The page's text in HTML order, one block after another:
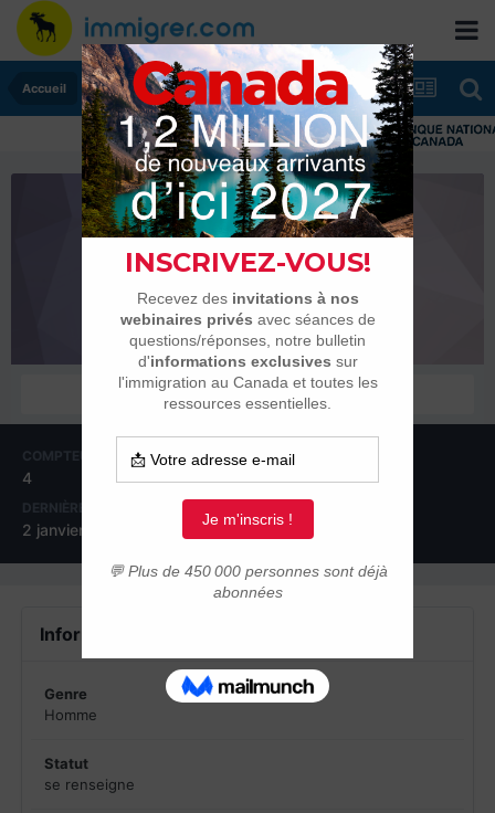
Accueil
dom rive sud
Membres
COMPTEUR DE CONTENUS
4
INSCRIPTION
12 novembre 2012
DERNIÈRE VISITE
2 janvier 2024
Informations du profil
Genre
Homme
Statut
se renseigne